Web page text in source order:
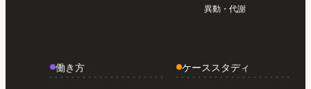
異動・代謝
働き方 ケーススタディ